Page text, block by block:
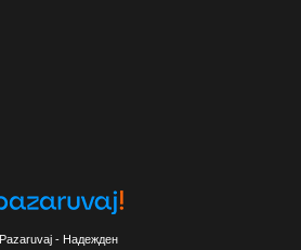
Pazaruvaj - Надежден